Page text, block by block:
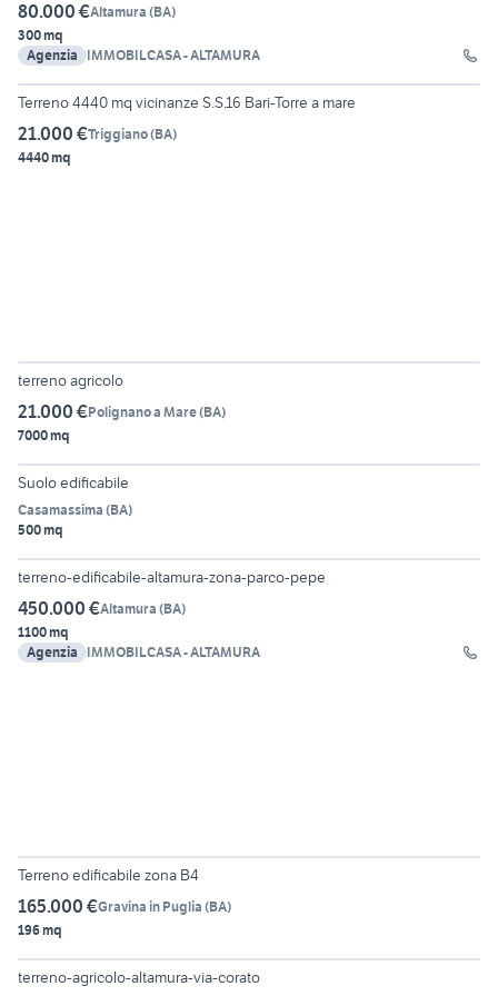
80.000 €Altamura (BA)
300 mq
Agenzia
IMMOBILCASA - ALTAMURA
2
Terreno 4440 mq vicinanze S.S.16 Bari-Torre a mare
21.000 €Triggiano(BA)
4440 mq
terreno agricolo
21.000 €Polignano a Mare(BA)
7000 mq
4
Suolo edificabile
Casamassima (BA)
500 mq
3
terreno-edificabile-altamura-zona-parco-pepe
450.000 €Altamura (BA)
1100 mq
Agenzia
IMMOBILCASA - ALTAMURA
Terreno edificabile zona B4
165.000 €Gravina in Puglia (BA)
196 mq
3
terreno-agricolo-altamura-via-corato